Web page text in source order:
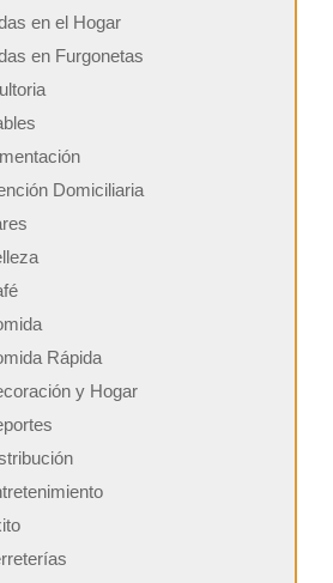
en el Hogar
en Furgonetas
Domiciliaria
Rápida
y Hogar